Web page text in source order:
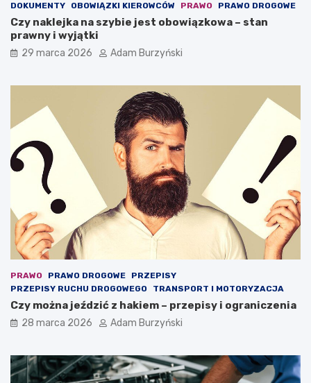
ć
?
s
z
t
a
c
o
d
y
DOKUMENTY OBOWIĄZKI KIEROWCÓW PRAWO PRAWO DROGOWE
Czy naklejka na szybie jest obowiązkowa – stan
prawny i wyjątki
29 marca 2026 Adam Burzyński
PRAWO PRAWO DROGOWE
PRZEPISY
PRZEPISY RUCHU DROGOWEGO
TRANSPORT I MOTORYZACJA
Czy można jeździć z hakiem – przepisy i ograniczenia
28 marca 2026 Adam Burzyński